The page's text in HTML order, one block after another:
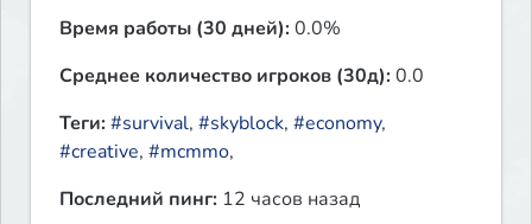
Время работы (30 дней):0.0%
Среднее количество игроков (30д):0.0
Теги:#survival, #skyblock, #economy,
#creative, #mcmmo,
Последний пинг: 12 часов назад